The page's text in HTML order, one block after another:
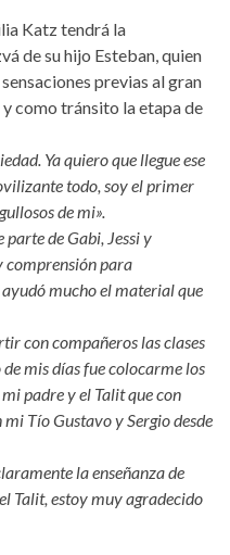
Katz tendrá la
de su hijo Esteban, quien
previas al gran
como tránsito la etapa de
Ya quiero que llegue ese
todo, soy el primer
de mi».
parte de Gabi, Jessi y
comprensión para
mucho el material que
con compañeros las clases
mis días fue colocarme los
padre y el Talit que con
Tío Gustavo y Sergio desde
la enseñanza de
Talit, estoy muy agradecido